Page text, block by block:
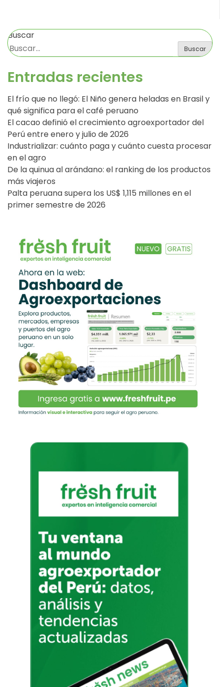
Buscar
Buscar
Entradas recientes
El frío que no llegó: El Niño genera heladas en Brasil y
qué significa para el café peruano
El cacao definió el crecimiento agroexportador del
Perú entre enero y julio de 2026
Industrializar: cuánto paga y cuánto cuesta procesar
en el agro
De la quinua al arándano: el ranking de los productos
más viajeros
Palta peruana supera los US$ 1,115 millones en el
primer semestre de 2026